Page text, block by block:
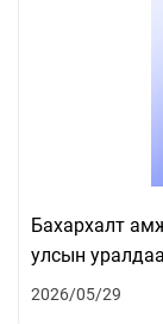
Бахархалт
улсын
2026/05/29